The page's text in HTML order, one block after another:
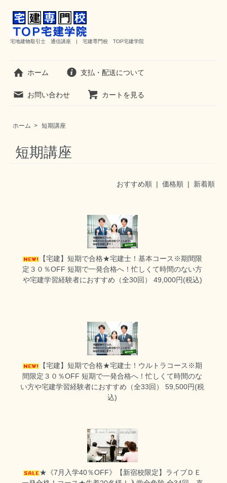
宅地建物取引士 通信講座 | 宅建専門校 TOP宅建学院
ホーム 支払・配送について
お問い合わせ カートを見る
ホーム > 短期講座
短期講座
おすすめ順 | 価格順| 新着順
【宅建】短期で合格★宅建士！基本コース※期間限
定３０％OFF 短期で一発合格へ！忙しくて時間のない方
や宅建学習経験者におすすめ（全30回） 49,000円(税込)
【宅建】短期で合格★宅建士！ウルトラコース※期
間限定３０％OFF 短期で一発合格へ！忙しくて時間のな
い方や宅建学習経験者におすすめ（全33回） 59,500円(税
込)
★《7月入学40％OFF》【新宿校限定】ライブＤＥ